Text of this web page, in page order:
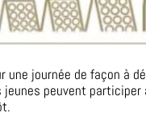
journée de façon à
peuvent